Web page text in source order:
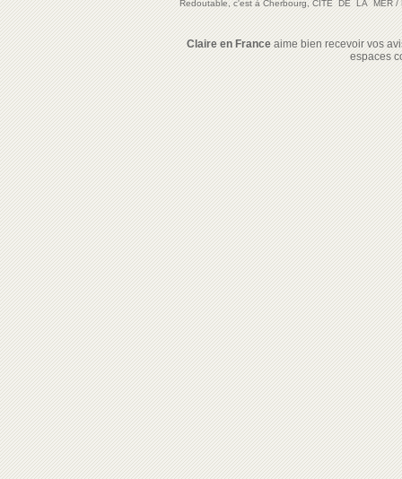
Redoutable, c'est à Cherbourg, CITE DE LA MER/
Claire en Franceaime bien recevoir vos
espaces